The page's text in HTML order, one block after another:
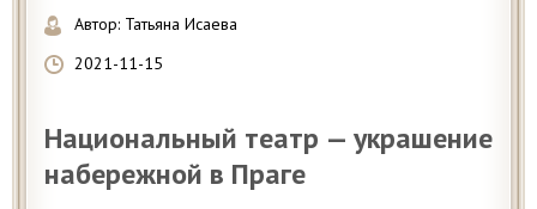
Автор: Татьяна Исаева
2021-11-15
Национальный театр — украшение
набережной в Праге